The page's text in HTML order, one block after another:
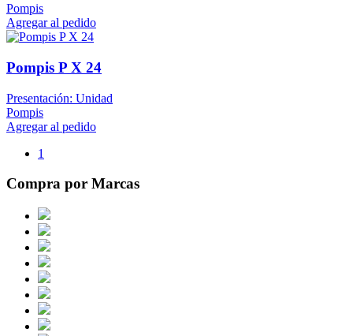
Pompis
Agregar al pedido
Pompis P X 24
Presentación: Unidad
Pompis
Agregar al pedido
1
Compra por Marcas